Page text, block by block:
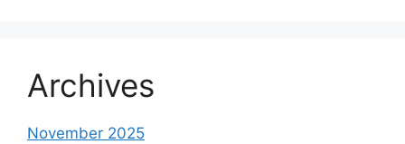
Archives
November 2025